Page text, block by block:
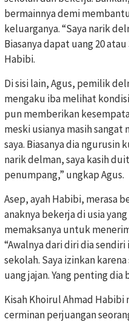
bermainnya demi
keluarganya. “Saya narik
Biasanya dapat uang 20
Habibi.
Di sisi lain, Agus, pemilik
mengaku iba melihat
pun memberikan
meski usianya masih
saya. Biasanya dia ngurusin
narik delman, saya kasih
penumpang,” ungkap Agus.
Asep, ayah Habibi, merasa
anaknya bekerja di usia
memaksanya untuk
“Awalnya dari diri dia
sekolah. Saya izinkan
uang jajan. Yang penting dia
Kisah Khoirul Ahmad
cerminan perjuangan